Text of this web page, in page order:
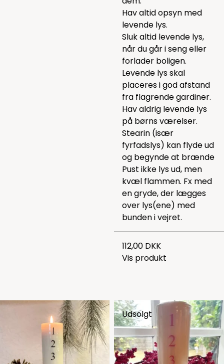
Hav altid opsyn med
levende lys.
Sluk altid levende lys,
når du går i seng eller
forlader boligen.
Levende lys skal
placeres i god afstand
fra flagrende gardiner.
Hav aldrig levende lys
på børns værelser.
Stearin (især
fyrfadslys) kan flyde ud
og begynde at brænde
Pust ikke lys ud, men
kvæl flammen. Fx med
en gryde, der lægges
over lys(ene) med
bunden i vejret.
112,00 DKK
Vis produkt
Udsolgt